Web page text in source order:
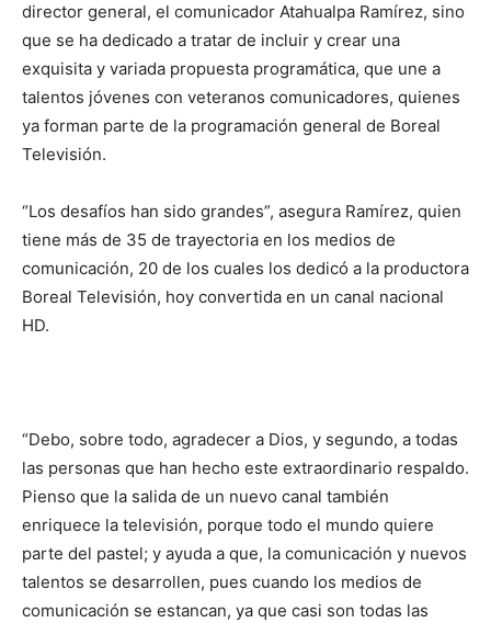
director general, el comunicador Atahualpa Ramírez, sino
que se ha dedicado a tratar de incluir y crear una
exquisita y variada propuesta programática, que une a
talentos jóvenes con veteranos comunicadores, quienes
ya forman parte de la programación general de Boreal
Televisión.
“Los desafíos han sido grandes”, asegura Ramírez, quien
tiene más de 35 de trayectoria en los medios de
comunicación, 20 de los cuales los dedicó a la productora
Boreal Televisión, hoy convertida en un canal nacional
HD.
“Debo, sobre todo, agradecer a Dios, y segundo, a todas
las personas que han hecho este extraordinario respaldo.
Pienso que la salida de un nuevo canal también
enriquece la televisión, porque todo el mundo quiere
parte del pastel; y ayuda a que, la comunicación y nuevos
talentos se desarrollen, pues cuando los medios de
comunicación se estancan, ya que casi son todas las